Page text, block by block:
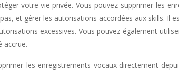
votre vie privée. Vous pouvez supprimer les
pas, et gérer les autorisations accordées aux skills.
excessives. Vous pouvez également
accrue.
les enregistrements vocaux directement